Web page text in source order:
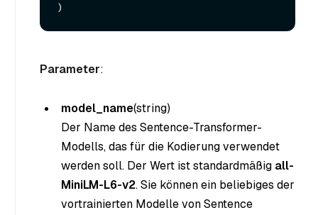
Parameter:
model_name(string)
Der Name des Sentence-Transformer-
Modells, das für die Kodierung verwendet
werden soll. Der Wert ist standardmäßig all-
MiniLM-L6-v2. Sie können ein beliebiges der
vortrainierten Modelle von Sentence